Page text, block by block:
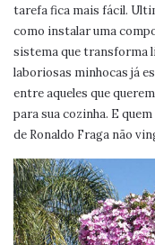
tarefa fica mais fácil.
como instalar uma
sistema que transforma
laboriosas minhocas já
entre aqueles que
para sua cozinha. E
de Ronaldo Fraga não